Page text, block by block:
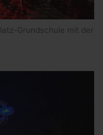
Grundschule mit der